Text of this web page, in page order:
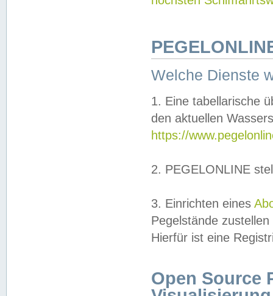
Welche Dienste
1. Eine tabellarische
den aktuellen
https://
2. PEGELONLINE
3. Einrichten eines
Pegelstände
Hierfür ist eine
Open Source